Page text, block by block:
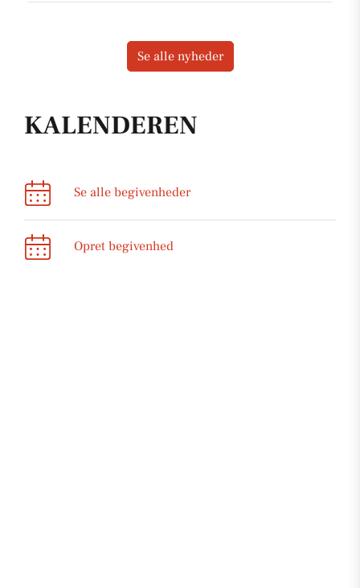
KALENDEREN
Se alle begivenheder
Opret begivenhed
Se alle nyheder